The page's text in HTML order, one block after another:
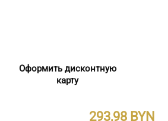
Оформить дисконтную
карту
293,98